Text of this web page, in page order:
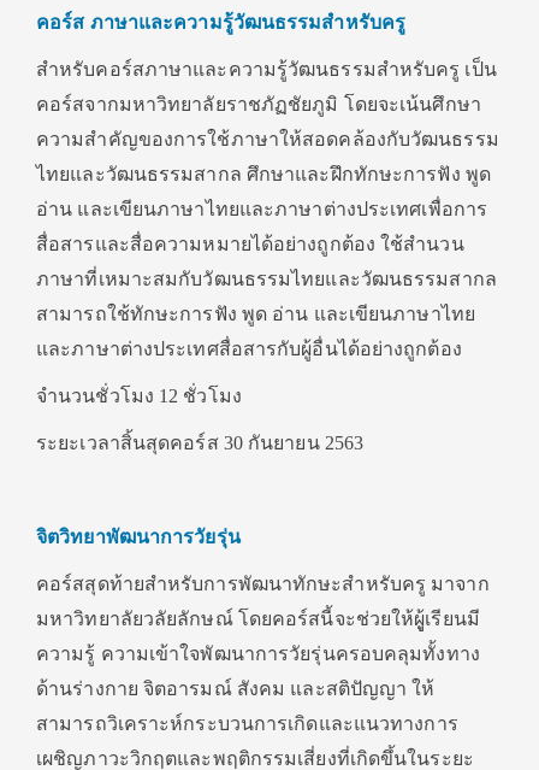
คอร์ส ภาษาและความรู้วัฒนธรรมสำหรับครู
สำหรับคอร์สภาษาและความรู้วัฒนธรรมสำหรับครู เป็น
คอร์สจากมหาวิทยาลัยราชภัฏชัยภูมิ โดยจะเน้นศึกษา
ความสำคัญของการใช้ภาษาให้สอดคล้องกับวัฒนธรรม
ไทยและวัฒนธรรมสากล ศึกษาและฝึกทักษะการฟัง พูด
อ่าน และเขียนภาษาไทยและภาษาต่างประเทศเพื่อการ
สื่อสารและสื่อความหมายได้อย่างถูกต้อง ใช้สำนวน
ภาษาที่เหมาะสมกับวัฒนธรรมไทยและวัฒนธรรมสากล
สามารถใช้ทักษะการฟัง พูด อ่าน และเขียนภาษาไทย
และภาษาต่างประเทศสื่อสารกับผู้อื่นได้อย่างถูกต้อง
จำนวนชั่วโมง 12 ชั่วโมง
ระยะเวลาสิ้นสุดคอร์ส 30 กันยายน 2563
จิตวิทยาพัฒนาการวัยรุ่น
คอร์สสุดท้ายสำหรับการพัฒนาทักษะสำหรับครู มาจาก
มหาวิทยาลัยวลัยลักษณ์ โดยคอร์สนี้จะช่วยให้ผูู้เรียนมี
ความรู้ ความเข้าใจพัฒนาการวัยรุ่นครอบคลุมทั้งทาง
ด้านร่างกาย จิตอารมณ์ สังคม และสติปัญญา ให้
สามารถวิเคราะห์กระบวนการเกิดและแนวทางการ
เผชิญภาวะวิกฤตและพฤติกรรมเสี่ยงที่เกิดขึ้นในระยะ